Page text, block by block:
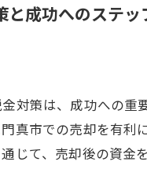
成功へのステッ
対策は、成功への
真市での売却を有
じて、売却後の資金